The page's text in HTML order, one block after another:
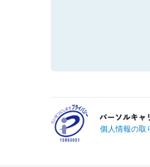
個人情報の取